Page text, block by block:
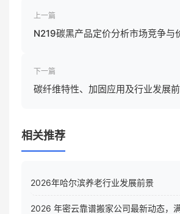
上一篇
N219碳黑产品定价分析市场竞争与
下一篇
碳纤维特性、加固应用及行业发展
相关推荐
2026年哈尔滨养老行业发展前景
2026 年密云靠谱搬家公司最新动态，